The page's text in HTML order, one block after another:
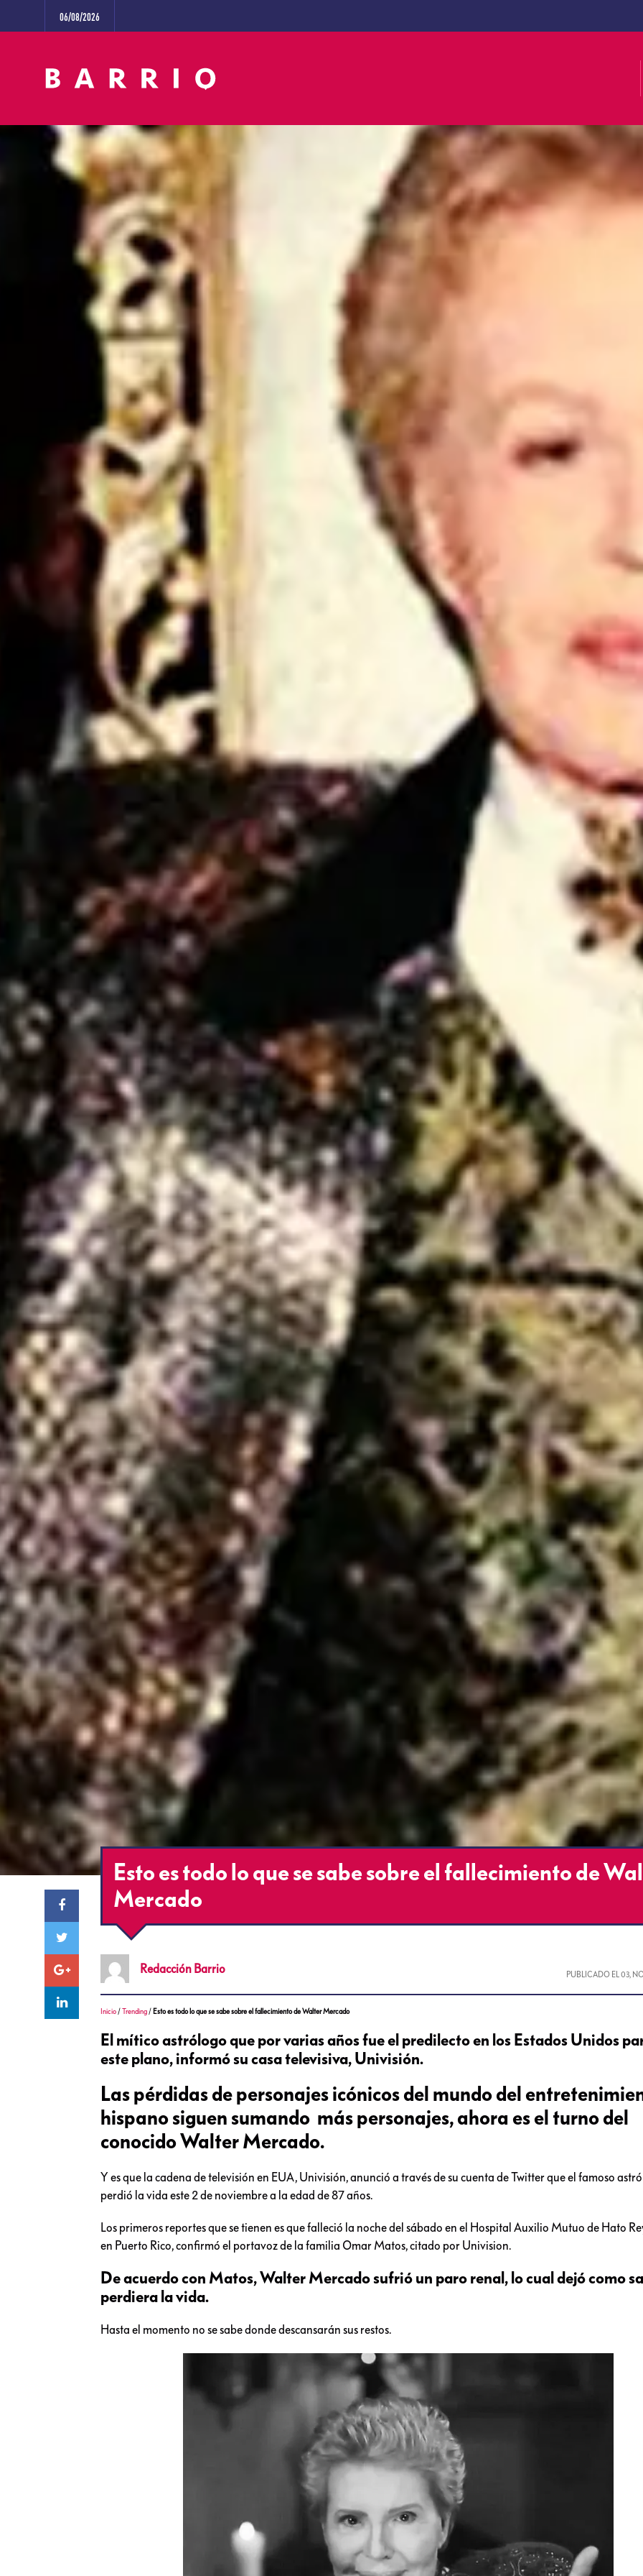
06/08/2026
Esto es todo lo que se sabe sobre el fallecimiento de
Mercado
Redacción Barrio PUBLICADO EL03,
Inicio /Trending / Esto es todo lo que se sabe sobre el fallecimiento de Walter Mercado
El mítico astrólogo que por varias años fue el predilecto en los Estados Unidos
este plano, informó su casa televisiva, Univisión.
Las pérdidas de personajes icónicos del mundo del
hispano siguen sumando más personajes, ahora es el turno del
conocido Walter Mercado.
Y es que la cadena de televisión en EUA, Univisión, anunció a través de su cuenta de Twitter que el famoso
perdió la vida este 2 de noviembre a la edad de 87 años.
Los primeros reportes que se tienen es que falleció la noche del sábado en el Hospital Auxilio Mutuo de Hato
en Puerto Rico, confirmó el portavoz de la familia Omar Matos, citado por Univision.
De acuerdo con Matos, Walter Mercado sufrió un paro renal, lo cual dejó como
perdiera la vida.
Hasta el momento no se sabe donde descansarán sus restos.